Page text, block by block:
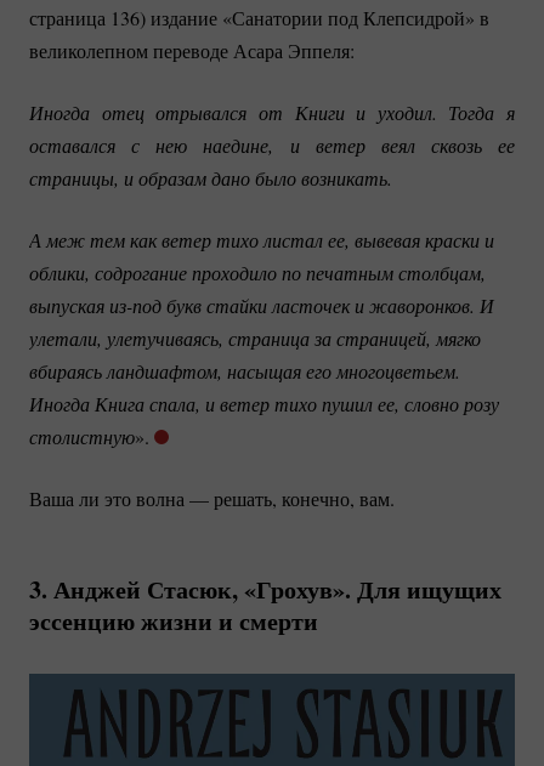
страница 136) издание «Санатории под Клепсидрой» в
великолепном переводе Асара Эппеля:
Иногда отец отрывался от Книги и уходил. Тогда я
оставался с нею наедине, и ветер веял сквозь ее
страницы, и образам дано было возникать.
А меж тем как ветер тихо листал ее, вывевая краски и
облики, содрогание проходило по печатным столбцам,
выпуская из-под букв стайки ласточек и жаворонков. И
улетали, улетучиваясь, страница за страницей, мягко
вбираясь ландшафтом, насыщая его многоцветьем.
Иногда Книга спала, и ветер тихо пушил ее, словно розу
столистную».
Ваша ли это волна — решать, конечно, вам.
3. Анджей Стасюк, «Грохув». Для ищущих
эссенцию жизни и смерти